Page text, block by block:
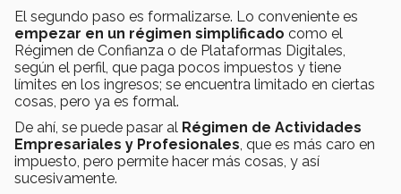
El segundo paso es formalizarse. Lo conveniente es
empezar en un régimen simplificado como el
Régimen de Confianza o de Plataformas Digitales,
según el perfil, que paga pocos impuestos y tiene
límites en los ingresos; se encuentra limitado en ciertas
cosas, pero ya es formal.
De ahí, se puede pasar al Régimen de Actividades
Empresariales y Profesionales , que es más caro en
impuesto, pero permite hacer más cosas, y así
sucesivamente.